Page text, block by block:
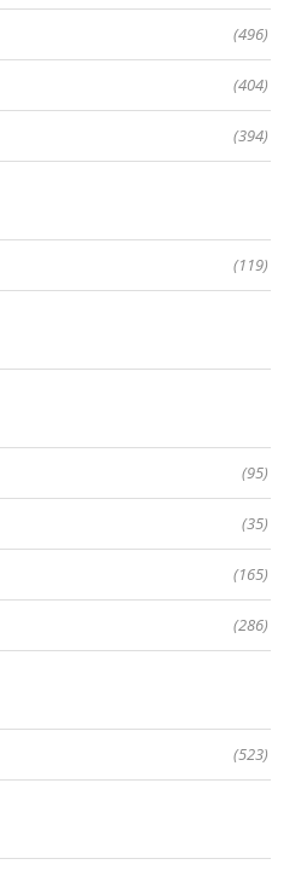
(496)
(404)
(394)
(119)
(95)
(35)
(165)
(286)
(523)